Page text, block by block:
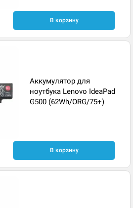
В корзину
Аккумулятор для
ноутбука Lenovo IdeaPad
G500 (62Wh/ORG/75+)
В корзину